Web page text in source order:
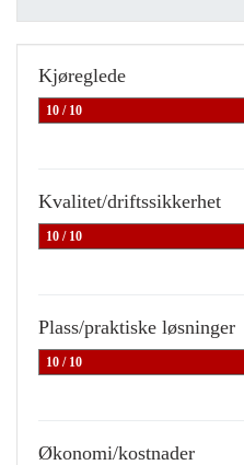
Kjøreglede
10 / 10
Kvalitet/driftssikkerhet
10 / 10
Plass/praktiske løsninger
10 / 10
Økonomi/kostnader